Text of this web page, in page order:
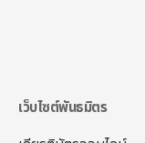
เว็บไซต์พันธมิตร